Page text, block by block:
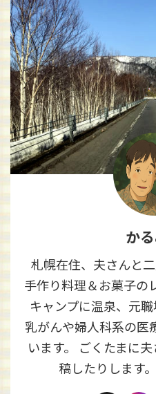
か
札幌在住、夫さんと
手作り料理＆お菓子の
キャンプに温泉、元職
乳がんや婦人科系の
います。 ごくたまに
稿したりします